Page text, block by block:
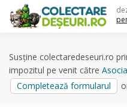
content
Susține colectaredeseuri.ro
impozitul pe venit către
Completează formularul